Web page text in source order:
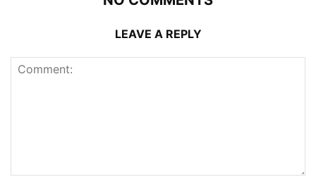
LEAVE A REPLY